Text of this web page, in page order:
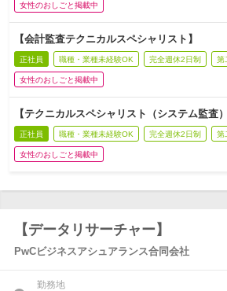
女性のおしごと掲載中
【会計監査テクニカルスペシャリスト】
正社員 職種・業種未経験OK 完全週休2日制 第
女性のおしごと掲載中
【テクニカルスペシャリスト（システム監査）
正社員 職種・業種未経験OK 完全週休2日制 第
女性のおしごと掲載中
【データリサーチャー】
PwCビジネスアシュアランス合同会社
勤務地